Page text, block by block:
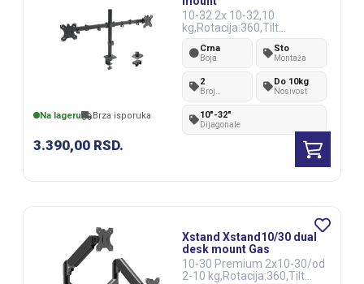
Na lageru Brza isporuka
3.390,00 RSD.
10-32 2x 10-32,10
kg,Rotacija:360,Tilt
Crna
Boja
Sto
Montaža
2
Broj
Do 10kg
Nosivost
10"-32"
Dijagonale
Xstand Xstand10/30 dual
desk mount Gas
10-30 Premium 2x10-30/od
2-10 kg,Rotacija:360,Tilt